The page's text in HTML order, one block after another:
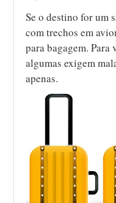
Se o destino for um
com trechos em
para bagagem. Para
algumas exigem
apenas.